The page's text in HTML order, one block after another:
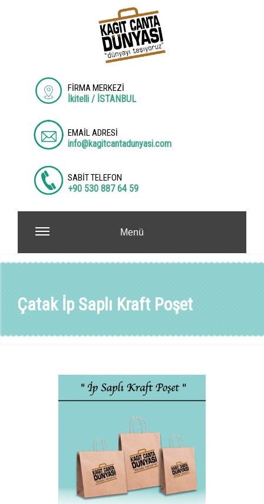
FİRMA MERKEZİ
İkitelli / İSTANBUL
EMAİL ADRESİ
info@kagitcantadunyasi.com
SABİT TELEFON
+90 530 887 64 59
Menü
Çatak İp Saplı Kraft Poşet